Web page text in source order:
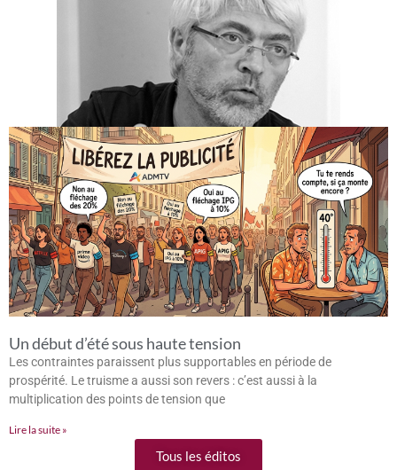
Un début d’été sous haute tension
Les contraintes paraissent plus supportables en période de
prospérité. Le truisme a aussi son revers : c’est aussi à la
multiplication des points de tension que
Lire la suite »
Tous les éditos